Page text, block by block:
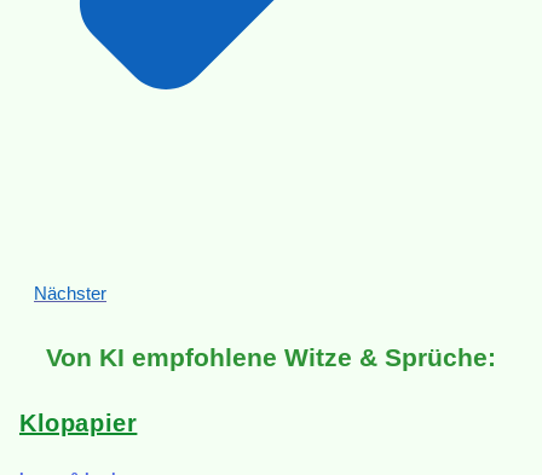
Nächster
Von KI empfohlene Witze & Sprüche:
Klopapier